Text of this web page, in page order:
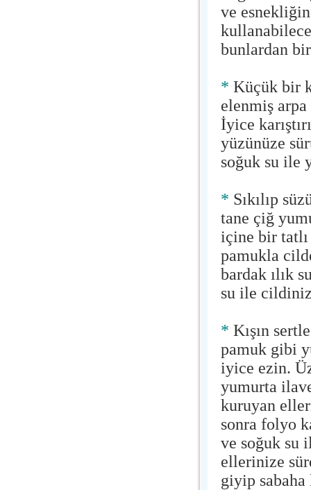
ve
bunlardan
* Küçük bir
elenmiş
İyice
yüzünüze
soğuk su ile
* Sıkılıp
tane çiğ
içine bir tatlı
pamukla
bardak ılık
su ile
* Kışın
pamuk gibi
iyice ezin.
yumurta
kuruyan
sonra folyo
ve soğuk su
ellerinize
giyip